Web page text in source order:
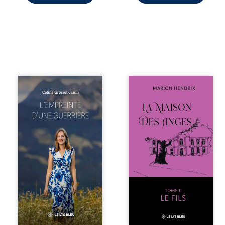
Que reste-t-il de
l’enfance lorsque
la maladie impose
ses propres règles
? L’empreinte
d’une guerrière
livre, sans détour,
le récit d’un
quotidien
bouleversé par la
maladie
chronique,
l’errance médicale
et de longues
hospitalisations.
L’auteure y
raconte ce que les
Nous sommes en
après le décès du
patriarche
Anatole-Eustache.
La famille devra
affronter non
seulement un
inconnu qui rôde
autour du
domaine et dont
Firmin, le fidèle
majordome,
redoute les visites,
encombrant